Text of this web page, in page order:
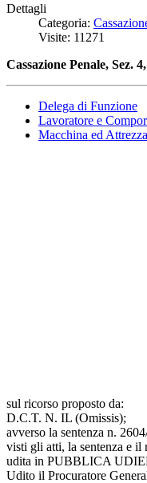
Dettagli
Categoria:
Visite: 11271
Cassazione Penale, Sez.
Delega di Funzione
Lavoratore e
Macchina ed
sul ricorso proposto da:
D.C.T. N. IL (Omissis);
avverso la sentenza n.
visti gli atti, la sentenza e il
udita in PUBBLICA
Udito il Procuratore